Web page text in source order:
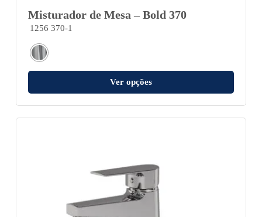
Misturador de Mesa – Bold 370
1256 370-1
Ver opções